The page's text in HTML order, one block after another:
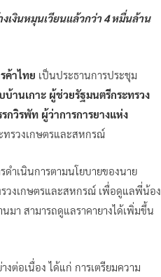
เงินหมุนเวียนแล้วกว่า 4 หมื่นล้าน
ค้าไทย เป็นประธานการประชุม
านเกาะ ผู้ช่วยรัฐมนตรีกระทรวง
กวิรพัท ผู้ว่าการการยางแห่ง
รวงเกษตรและสหกรณ์
ดำเนินการตามนโยบายของนาย
รวงเกษตรและสหกรณ์ เพื่อดูแลพี่น้อง
มา สามารถดูแลราคายางได้เพิ่มขึ้น
ต่อเนื่อง ได้แก่ การเตรียมความ